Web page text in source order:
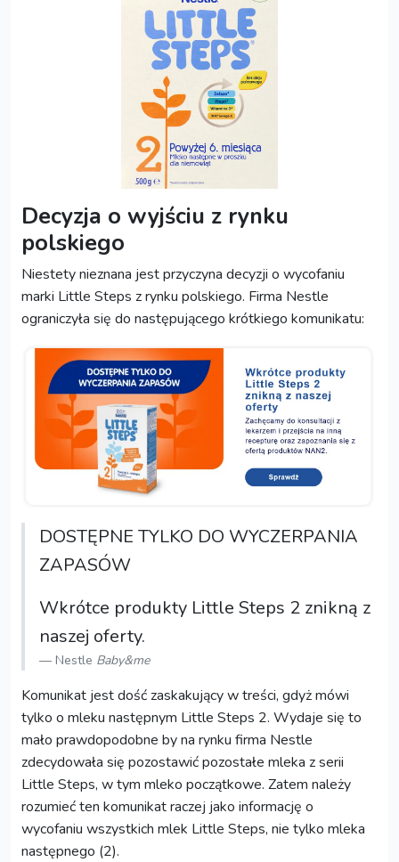
Decyzja o wyjściu z rynku
polskiego
Niestety nieznana jest przyczyna decyzji o wycofaniu
marki Little Steps z rynku polskiego. Firma Nestle
ograniczyła się do następującego krótkiego komunikatu:
DOSTĘPNE TYLKO DO WYCZERPANIA
ZAPASÓW
Wkrótce produkty Little Steps 2 znikną z
naszej oferty.
Nestle Baby&me
Komunikat jest dość zaskakujący w treści, gdyż mówi
tylko o mleku następnym Little Steps 2. Wydaje się to
mało prawdopodobne by na rynku firma Nestle
zdecydowała się pozostawić pozostałe mleka z serii
Little Steps, w tym mleko początkowe. Zatem należy
rozumieć ten komunikat raczej jako informację o
wycofaniu wszystkich mlek Little Steps, nie tylko mleka
następnego (2).